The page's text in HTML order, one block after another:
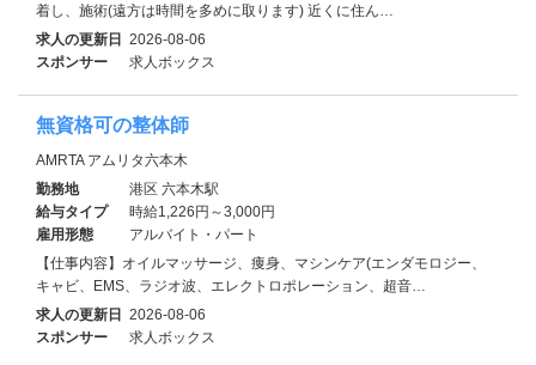
着し、施術(遠方は時間を多めに取ります) 近くに住ん…
求人の更新日 2026-08-06
スポンサー
求人ボックス
無資格可の整体師
AMRTA アムリタ六本木
勤務地
港区 六本木駅
給与タイプ
時給1,226円～3,000円
雇用形態
アルバイト・パート
【仕事内容】オイルマッサージ、痩身、マシンケア(エンダモロジー、
キャビ、EMS、ラジオ波、エレクトロポレーション、超音…
求人の更新日 2026-08-06
スポンサー
求人ボックス